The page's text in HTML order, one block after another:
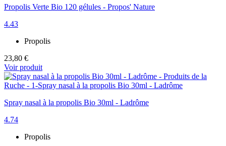
Propolis Verte Bio 120 gélules - Propos' Nature
4.43
Propolis
23,80 €
Voir produit
Spray nasal à la propolis Bio 30ml - Ladrôme
4.74
Propolis